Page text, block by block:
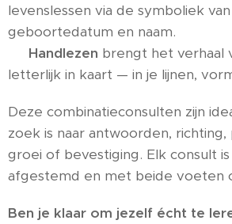
levenslessen via de symboliek
geboortedatum en naam.
Handlezen brengt het verhaal
letterlijk in kaart — in je lijnen,
Deze combinatieconsulten zijn
zoek is naar antwoorden, richting,
groei of bevestiging. Elk consult
afgestemd en met beide voeten
Ben je klaar om jezelf écht te